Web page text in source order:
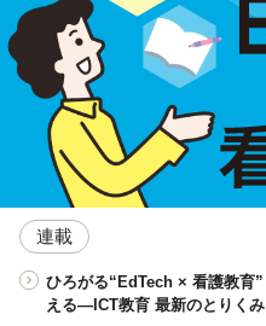
連載
ひろがる“EdTech × 看護教
える―ICT教育 最新のとりくみ